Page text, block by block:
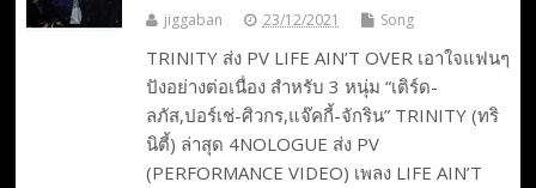
jiggaban 23/12/2021 Song
TRINITY ส่ง PV LIFE AIN’T OVER เอาใจแฟนๆ
ปังอย่างต่อเนื่อง สำหรับ 3 หนุ่ม “เติร์ด-
ลภัส,ปอร์เช่-ศิวกร,แจ๊คกี้-จักริน” TRINITY (ทริ
นิตี้) ล่าสุด 4NOLOGUE ส่ง PV
(PERFORMANCE VIDEO) เพลง LIFE AIN’T